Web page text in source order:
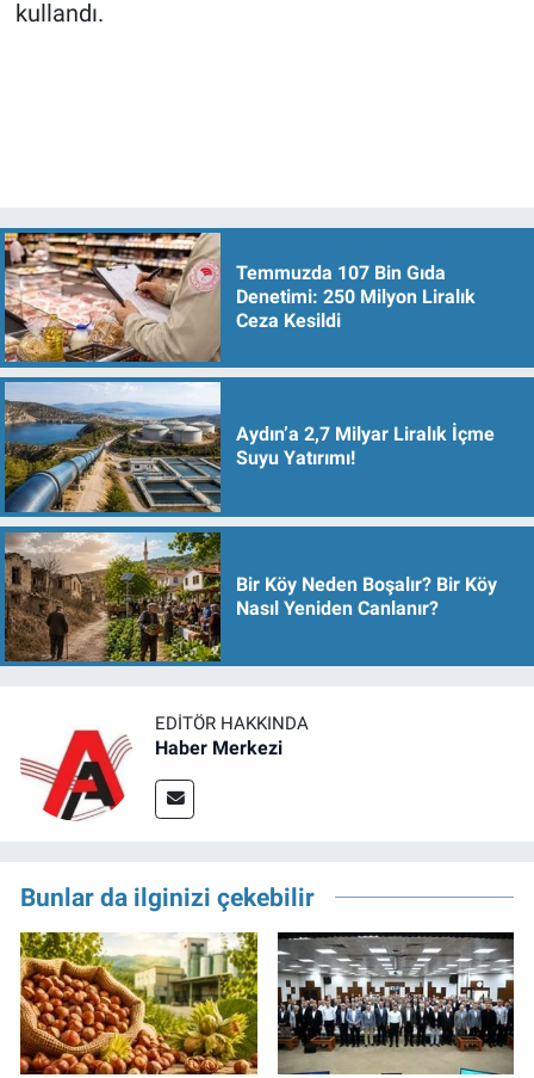
kullandı.
Temmuzda 107 Bin Gıda
Denetimi: 250 Milyon Liralık
Ceza Kesildi
Aydın’a 2,7 Milyar Liralık İçme
Suyu Yatırımı!
Bir Köy Neden Boşalır? Bir Köy
Nasıl Yeniden Canlanır?
EDITÖR HAKKINDA
Haber Merkezi
Bunlar da ilginizi çekebilir